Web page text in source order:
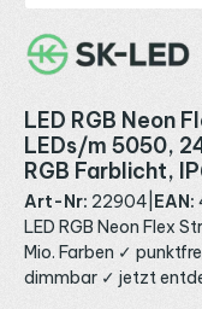
LED RGB Neon
LEDs/m 5050,
RGB Farblicht,
Art-Nr: 22904 EAN:
LED RGB Neon Flex
Mio. Farben ✓
dimmbar ✓ jetzt